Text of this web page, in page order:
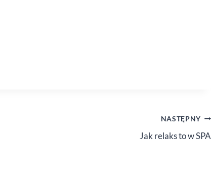
NASTĘPNY
Jak relaks to w SPA